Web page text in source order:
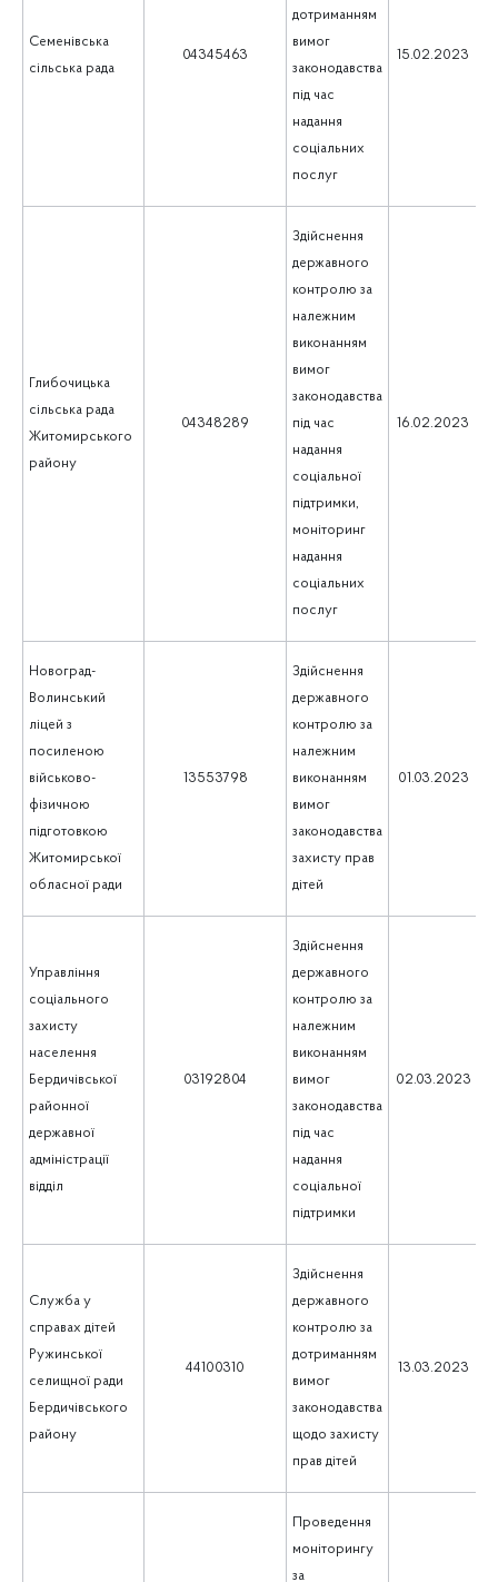
Семенівська
сільська рада
04345463
дотриманням
вимог
законодавства
під час
надання
соціальних
послуг
15.02.2023
Глибочицька
сільська рада
Житомирського
району
04348289
Здійснення
державного
контролю за
належним
виконанням
вимог
законодавства
під час
надання
соціальної
підтримки,
моніторинг
надання
соціальних
послуг
16.02.2023
Новоград-
Волинський
ліцей з
посиленою
військово-
фізичною
підготовкою
Житомирської
обласної ради
13553798
Здійснення
державного
контролю за
належним
виконанням
вимог
законодавства
захисту прав
дітей
01.03.2023
Управління
соціального
захисту
населення
Бердичівської
районної
державної
адміністрації
відділ
03192804
Здійснення
державного
контролю за
належним
виконанням
вимог
законодавства
під час
надання
соціальної
підтримки
02.03.2023
Служба у
справах дітей
Ружинської
селищної ради
Бердичівського
району
44100310
Здійснення
державного
контролю за
дотриманням
вимог
законодавства
щодо захисту
прав дітей
13.03.2023
Проведення
моніторингу
за